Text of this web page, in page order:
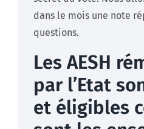
dans le mois une note
questions.
Les AESH
par l’Etat
et éligibles